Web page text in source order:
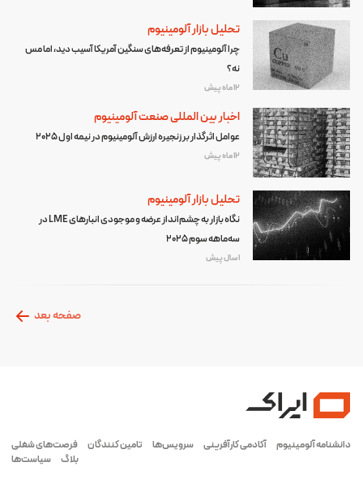
تحلیل بازار آلومینیوم
چرا آلومینیوم از تعرفه‌های سنگین آمریکا آسیب دید، اما مس
نه؟
12 ماه پیش
اخبار بین المللی صنعت آلومینیوم
عوامل اثرگذار بر زنجیره ارزش آلومینیوم در نیمه اول 2025
12 ماه پیش
تحلیل بازار آلومینیوم
نگاه بازار به چشم‌انداز عرضه و موجودی انبارهای LME در
سه‌ماهه سوم ۲۰۲۵
1 سال پیش
صفحه بعد
دانشنامه آلومینیوم آکادمی کارآفرینی سرویس‌ها تامین کنندگان
فرصت‌های شغلی
بلاگ
سیاست‌ها